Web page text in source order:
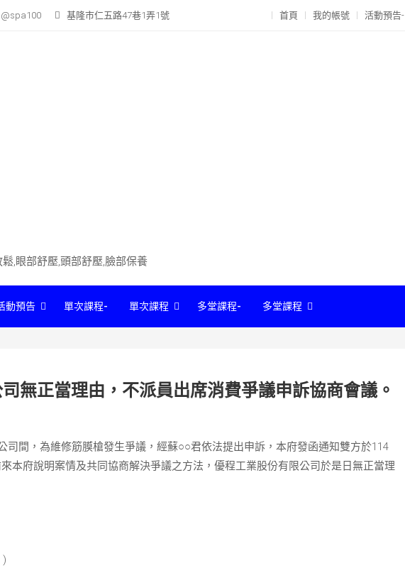
基隆市仁五路47巷1弄1號 首頁 我的帳號 活動預告-
,眼部舒壓,頭部舒壓,臉部保養
動預告 單次課程- 單次課程 多堂課程- 多堂課程
無正當理由，不派員出席消費爭議申訴協商會議。
司間，為維修筋膜槍發生爭議，經蘇○○君依法提出申訴，本府發函通知雙方於114
本府說明案情及共同協商解決爭議之方法，優程工業股份有限公司於是日無正當理
)